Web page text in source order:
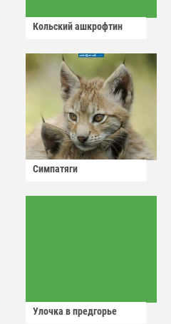
Кольский ашкрофтин
Симпатяги
Улочка в предгорье